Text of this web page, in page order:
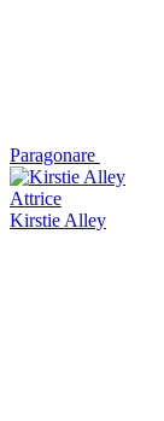
Paragonare
Attrice
Kirstie Alley